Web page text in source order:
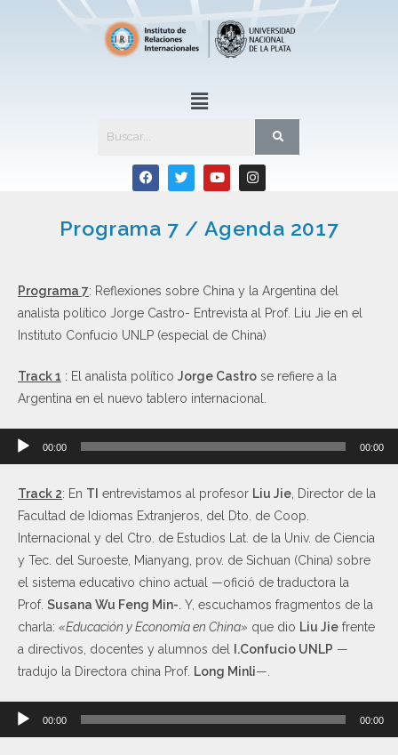
Programa 7 / Agenda 2017
Programa 7: Reflexiones sobre China y la Argentina del
analista político Jorge Castro- Entrevista al Prof. Liu Jie en el
Instituto Confucio UNLP (especial de China)
Track 1 : El analista político Jorge Castro se refiere a la
Argentina en el nuevo tablero internacional.
Reproductor
00:00 00:00
Track 2: En TI entrevistamos al profesor Liu Jie , Director de la
Facultad de Idiomas Extranjeros, del Dto. de Coop.
Internacional y del Ctro. de Estudios Lat. de la Univ. de Ciencia
y Tec. del Suroeste, Mianyang, prov. de Sichuan (China) sobre
el sistema educativo chino actual —ofició de traductora la
Prof. Susana Wu Feng Min- . Y, escuchamos fragmentos de la
charla: «Educación y Economía en China» que dio Liu Jie frente
a directivos, docentes y alumnos del
I.Confucio UNLP —
tradujo la Directora china Prof. Long Minli—.
Reproductor
00:00 00:00